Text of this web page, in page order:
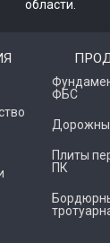
области.
ФБС
Плиты
ПК